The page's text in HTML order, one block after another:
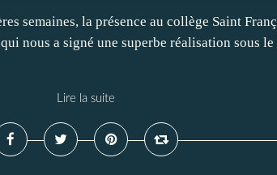
semaines, la présence au collège Saint
nous a signé une superbe réalisation sous le
Lire la suite